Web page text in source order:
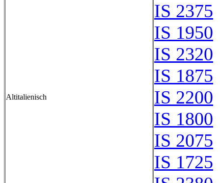
Altitalienisch
IS 2375
IS 1950
IS 2320
IS 1875
IS 2200
IS 1800
IS 2075
IS 1725